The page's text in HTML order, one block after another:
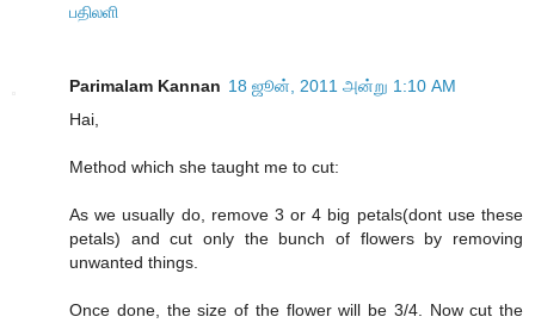
பதிலளி
Parimalam Kannan 18 ஜூன், 2011 அன்று 1:10 AM
Hai,
Method which she taught me to cut:
As we usually do, remove 3 or 4 big petals(dont use these
petals) and cut only the bunch of flowers by removing
unwanted things.
Once done, the size of the flower will be 3/4. Now cut the